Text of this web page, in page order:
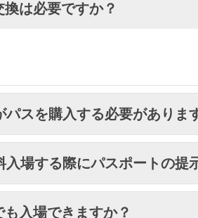
は必要ですか？
パスを購入する必要がありま
入場する際にパスポートの提
入場できますか？